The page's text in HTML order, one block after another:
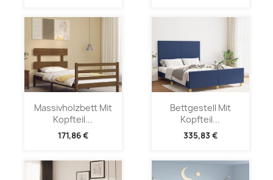
Massivholzbett Mit
Kopfteil...
171,86 €
Bettgestell Mit
Kopfteil...
335,83 €